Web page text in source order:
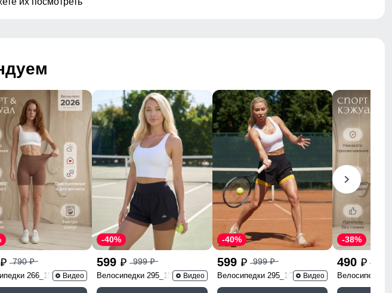
p 790p
266_1K Видео
599 p 999p
-40%
Велосипедки 295_1K Видео
599 p 999p
-40%
Велосипедки 295_1G Видео
490 p
-38%
Велосипедки